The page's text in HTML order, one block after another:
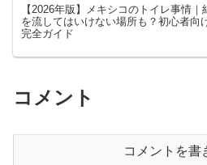
【2026年版】メキシコのトイレ事情｜
を流してはいけない場所も？初心者向
完全ガイド
コメント
コメントを書